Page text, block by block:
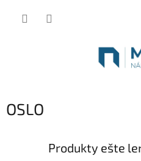
OSLO
Produkty ešte